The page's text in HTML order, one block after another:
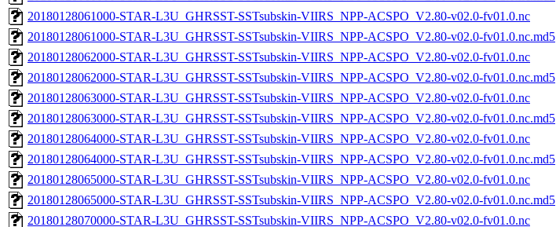
20180128061000-STAR-L3U_GHRSST-SSTsubskin-VIIRS_NPP-ACSPO_V2.80-v02.0-fv01.0.nc
20180128061000-STAR-L3U_GHRSST-SSTsubskin-VIIRS_NPP-ACSPO_V2.80-v02.0-fv01.0.nc.md5
20180128062000-STAR-L3U_GHRSST-SSTsubskin-VIIRS_NPP-ACSPO_V2.80-v02.0-fv01.0.nc
20180128062000-STAR-L3U_GHRSST-SSTsubskin-VIIRS_NPP-ACSPO_V2.80-v02.0-fv01.0.nc.md5
20180128063000-STAR-L3U_GHRSST-SSTsubskin-VIIRS_NPP-ACSPO_V2.80-v02.0-fv01.0.nc
20180128063000-STAR-L3U_GHRSST-SSTsubskin-VIIRS_NPP-ACSPO_V2.80-v02.0-fv01.0.nc.md5
20180128064000-STAR-L3U_GHRSST-SSTsubskin-VIIRS_NPP-ACSPO_V2.80-v02.0-fv01.0.nc
20180128064000-STAR-L3U_GHRSST-SSTsubskin-VIIRS_NPP-ACSPO_V2.80-v02.0-fv01.0.nc.md5
20180128065000-STAR-L3U_GHRSST-SSTsubskin-VIIRS_NPP-ACSPO_V2.80-v02.0-fv01.0.nc
20180128065000-STAR-L3U_GHRSST-SSTsubskin-VIIRS_NPP-ACSPO_V2.80-v02.0-fv01.0.nc.md5
20180128070000-STAR-L3U_GHRSST-SSTsubskin-VIIRS_NPP-ACSPO_V2.80-v02.0-fv01.0.nc